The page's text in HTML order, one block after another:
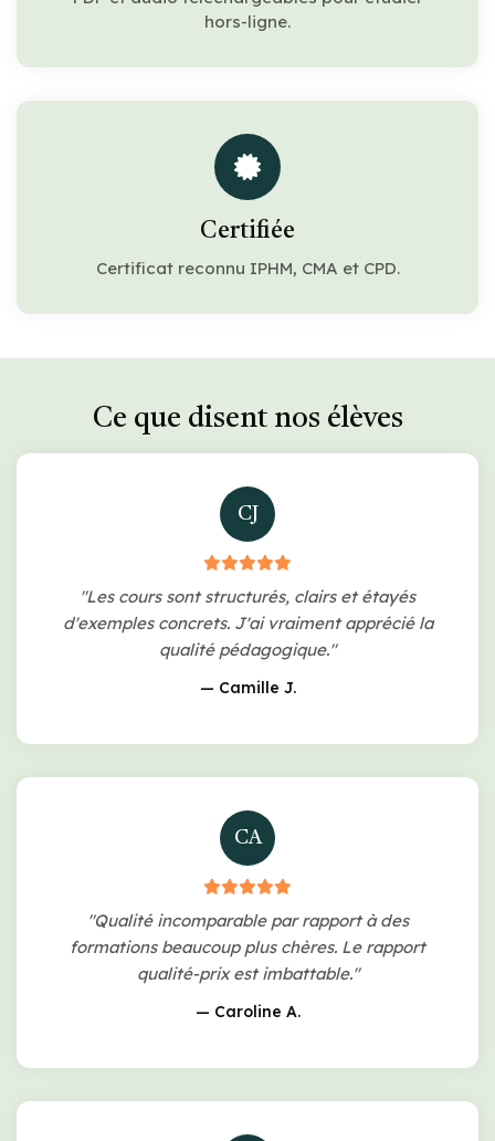
hors-ligne.
Certifiée
Certificat reconnu IPHM, CMA et CPD.
Ce que disent nos élèves
CJ
"Les cours sont structurés, clairs et étayés
d'exemples concrets. J'ai vraiment apprécié la
qualité pédagogique."
— Camille J.
CA
"Qualité incomparable par rapport à des
formations beaucoup plus chères. Le rapport
qualité-prix est imbattable."
— Caroline A.